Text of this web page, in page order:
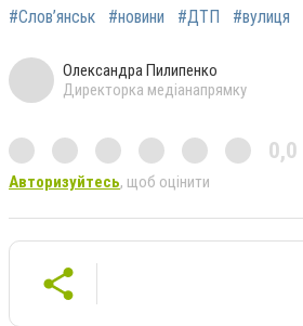
#Слов’янськ #новини #ДТП #вулиця
Олександра Пилипенко
Директорка медіанапрямку
0,0
Авторизуйтесь, щоб оцінити